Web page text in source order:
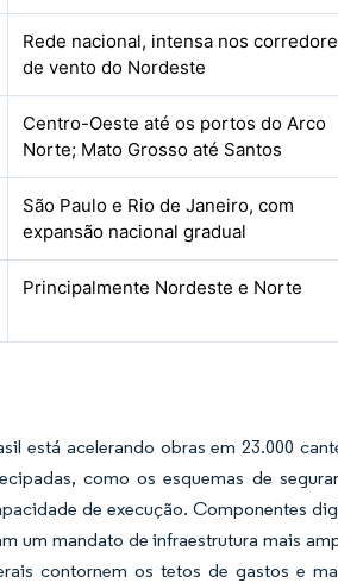
Rede nacional, intensa nos
de vento do Nordeste
Centro-Oeste até os portos do Arco
Norte; Mato Grosso até Santos
São Paulo e Rio de Janeiro, com
expansão nacional gradual
Principalmente Nordeste e Norte
está acelerando obras em 23.000
como os esquemas de
de execução. Componentes
um mandato de infraestrutura mais
contornem os tetos de gastos e